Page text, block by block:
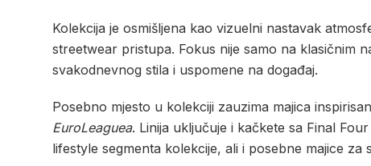
Kolekcija je osmišljena kao vizuelni nastavak
streetwear pristupa. Fokus nije samo na klasičnim
svakodnevnog stila i uspomene na događaj.
Posebno mjesto u kolekciji zauzima majica
EuroLeaguea. Linija uključuje i kačkete sa Final
lifestyle segmenta kolekcije, ali i posebne majice